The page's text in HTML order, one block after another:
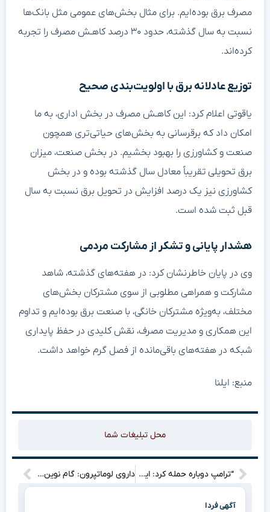
مصرف برق بوده‌ایم. برای مثال بخش‌های عمومی مثل بانک‌ها
نسبت به سال گذشته، حدود ۳۰ درصد کاهـش مصرف را تجربه
کرده‌اند.
توزیع عادلانه برق با اولویت‌بندی صحیح
یاقوتی اعلام کرد: این کاهـش مصرف در بخش اداری، به ما
امکان داد که برقرسانی به بخش‌های حیاتی‌تری همچون
صنعت و کشاورزی را بهبود بخشیم. در بخش صنعت، میزان
برق تحویلی تقریباً معادل سال گذشته بوده و در بخش
کشاورزی نیز یک درصد افزایش در تحویل برق نسبت به سال
قبل ثبت شده است.
هشدار پایانی و تشکر از مشارکت مردمی
وی در پایان خاطرنشان کرد: در هفته‌های گذشته، شاهد
مشارکت و همراهی مطلوبی از سوی مشترکان بخش‌های
مختلف، به‌ویژه مشترکان خانگی، با صنعت برق بوده‌ایم و تداوم
این همکاری و مدیریت مصرف، نقش کلیدی در حفظ پایداری
شبکه در هفته‌های باقی‌مانده از فصل گرم خواهد داشت.
منبع: ایلنا
محل تبلیغات شما
“ترامپ دوباره حمله کرد: این بار نوبت ژاپن و کره جنوبی است! داروی لوماتپرون: گام نوین در جلوگیری از بازگشت علائم اسکیزوفرنی
آگهی فردا